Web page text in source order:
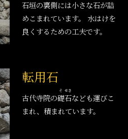
石垣の裏側には小さな石が詰
めこまれています。 水はけを
良くするための工夫です。
転用石
古代寺院の礎
そ
石
せき
なども運びこ
まれ、積まれています。